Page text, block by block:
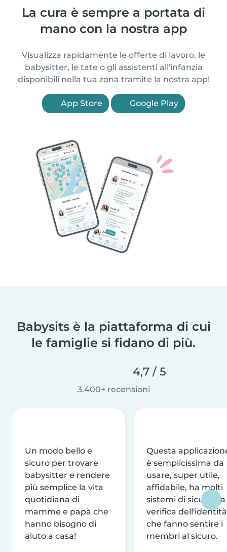
La cura è sempre a portata di
mano con la nostra app
Visualizza rapidamente le offerte di lavoro, le
babysitter, le tate o gli assistenti all'infanzia
disponibili nella tua zona tramite la nostra app!
App Store Google Play
Babysits è la piattaforma di cui
le famiglie si fidano di più.
4,7 / 5
3.400+ recensioni
Un modo bello e
sicuro per trovare
babysitter e rendere
più semplice la vita
quotidiana di
mamme e papà che
hanno bisogno di
aiuto a casa!
Questa
è semplicissima da
usare, super utile,
affidabile, ha molti
sistemi di sicurezza
verifica dell'identità
che fanno sentire i
membri al sicuro.